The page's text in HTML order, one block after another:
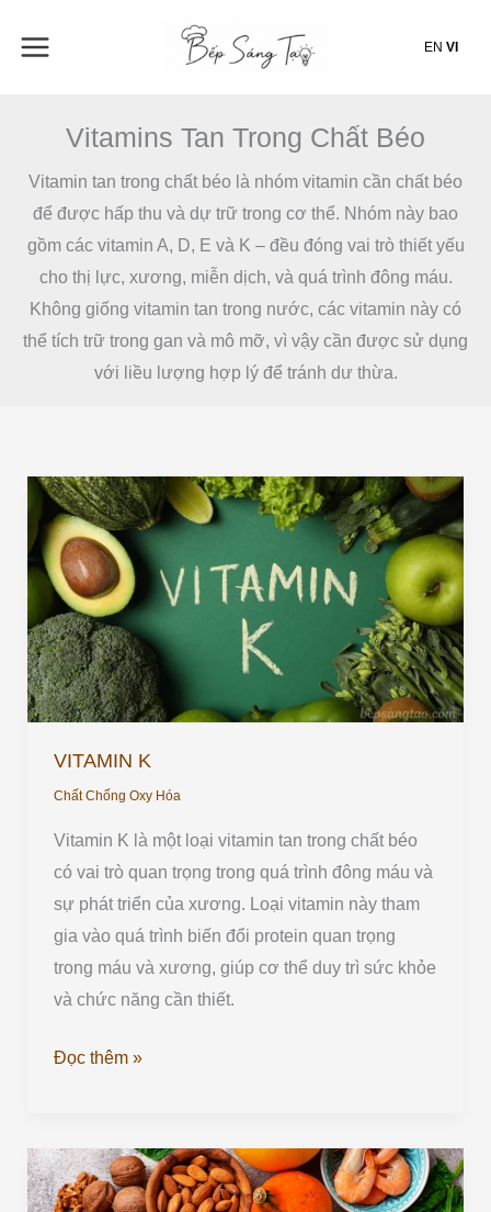
EN VI
Vitamins Tan Trong Chất Béo
Vitamin tan trong chất béo là nhóm vitamin cần chất béo
để được hấp thu và dự trữ trong cơ thể. Nhóm này bao
gồm các vitamin A, D, E và K – đều đóng vai trò thiết yếu
cho thị lực, xương, miễn dịch, và quá trình đông máu.
Không giống vitamin tan trong nước, các vitamin này có
thể tích trữ trong gan và mô mỡ, vì vậy cần được sử dụng
với liều lượng hợp lý để tránh dư thừa.
VITAMIN K
Chất Chống Oxy Hóa
Vitamin K là một loại vitamin tan trong chất béo
có vai trò quan trọng trong quá trình đông máu và
sự phát triển của xương. Loại vitamin này tham
gia vào quá trình biến đổi protein quan trọng
trong máu và xương, giúp cơ thể duy trì sức khỏe
và chức năng cần thiết.
VITAMIN
K
Đọc thêm »
VITAMIN
E